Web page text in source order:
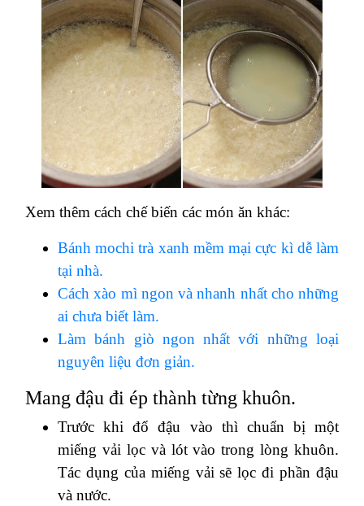
Xem thêm cách chế biến các món ăn khác:
Bánh mochi trà xanh mềm mại cực kì dễ làm
tại nhà.
Cách xào mì ngon và nhanh nhất cho những
ai chưa biết làm.
Làm bánh giò ngon nhất với những loại
nguyên liệu đơn giản.
Mang đậu đi ép thành từng khuôn.
Trước khi đổ đậu vào thì chuẩn bị một
miếng vải lọc và lót vào trong lòng khuôn.
Tác dụng của miếng vải sẽ lọc đi phần đậu
và nước.